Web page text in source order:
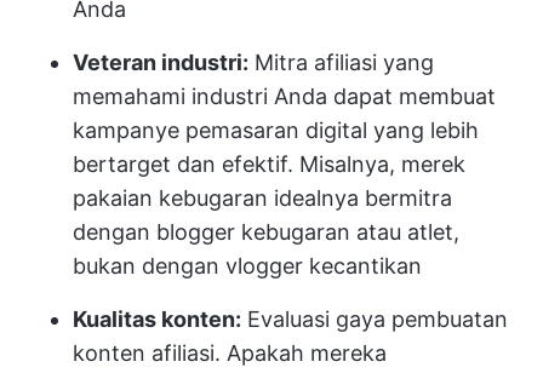
Anda
Veteran industri: Mitra afiliasi yang
memahami industri Anda dapat membuat
kampanye pemasaran digital yang lebih
bertarget dan efektif. Misalnya, merek
pakaian kebugaran idealnya bermitra
dengan blogger kebugaran atau atlet,
bukan dengan vlogger kecantikan
Kualitas konten: Evaluasi gaya pembuatan
konten afiliasi. Apakah mereka